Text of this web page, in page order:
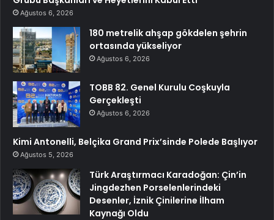
Ağustos 6, 2026
180 metrelik ahşap gökdelen şehrin
ortasında yükseliyor
Ağustos 6, 2026
TOBB 82. Genel Kurulu Coşkuyla
Gerçekleşti
Ağustos 6, 2026
Kimi Antonelli, Belçika Grand Prix’sinde Polede Başlıyor
Ağustos 5, 2026
Türk Araştırmacı Karadoğan: Çin’in
Jingdezhen Porselenlerindeki
Desenler, İznik Çinilerine İlham
Kaynağı Oldu